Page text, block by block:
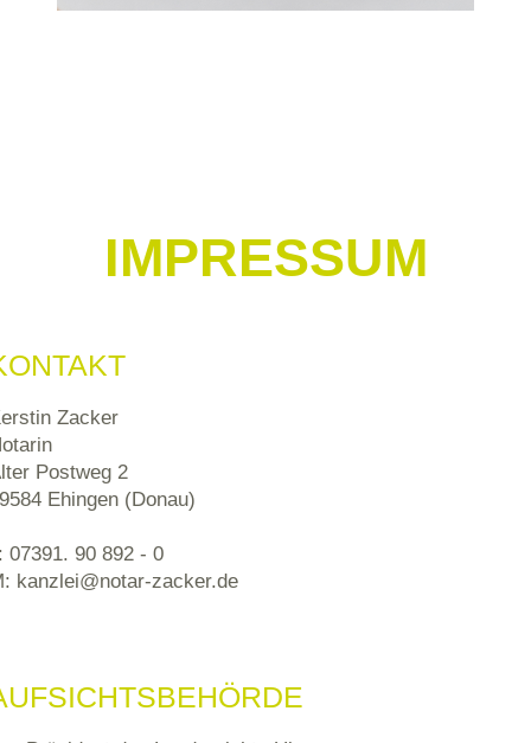
IMPRESSUM
Zacker
Postweg 2
Ehingen (Donau)
07391. 90 892 - 0
kanzlei@notar-zacker.de